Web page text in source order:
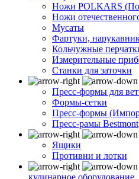
Ножи POLKARS
Ножи
Мусаты
Фартуки,
Кольчужные
Измерительные
Станки для заточки
Пресс-формы для
Формы-сетки
Пресс-формы
Пресс-рамы Bestmont
Ящики
Противни и лотки
кулинарное оборудование